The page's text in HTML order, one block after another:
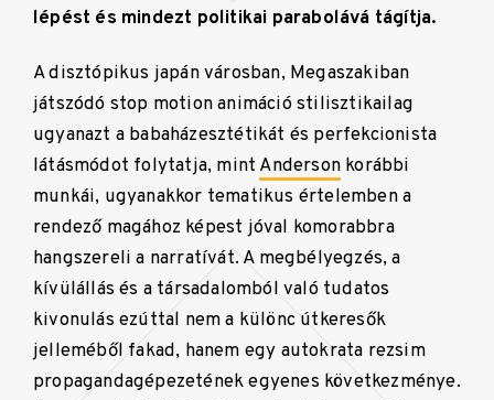
lépést és mindezt politikai parabolává tágítja.
A disztópikus japán városban, Megaszakiban
játszódó stop motion animáció stilisztikailag
ugyanazt a babaházesztétikát és perfekcionista
látásmódot folytatja, mint Anderson korábbi
munkái, ugyanakkor tematikus értelemben a
rendező magához képest jóval komorabbra
hangszereli a narratívát. A megbélyegzés, a
kívülállás és a társadalomból való tudatos
kivonulás ezúttal nem a különc útkeresők
jelleméből fakad, hanem egy autokrata rezsim
propagandagépezetének egyenes következménye.